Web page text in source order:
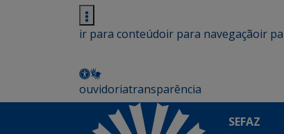
ir para conteúdoir para navegaçãoir
ouvidoriatransparência
SEFAZ